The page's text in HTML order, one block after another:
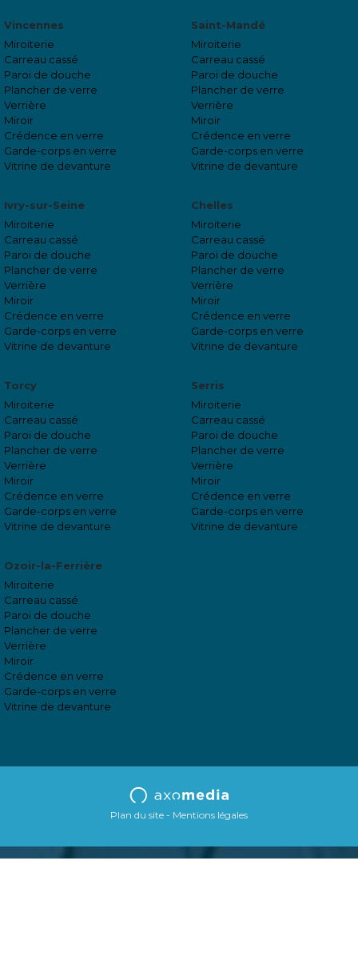
Vincennes
Miroiterie
Carreau cassé
Paroi de douche
Plancher de verre
Verrière
Miroir
Crédence en verre
Garde-corps en verre
Vitrine de devanture
Saint-Mandé
Miroiterie
Carreau cassé
Paroi de douche
Plancher de verre
Verrière
Miroir
Crédence en verre
Garde-corps en verre
Vitrine de devanture
Ivry-sur-Seine
Miroiterie
Carreau cassé
Paroi de douche
Plancher de verre
Verrière
Miroir
Crédence en verre
Garde-corps en verre
Vitrine de devanture
Chelles
Miroiterie
Carreau cassé
Paroi de douche
Plancher de verre
Verrière
Miroir
Crédence en verre
Garde-corps en verre
Vitrine de devanture
Torcy
Miroiterie
Carreau cassé
Paroi de douche
Plancher de verre
Verrière
Miroir
Crédence en verre
Garde-corps en verre
Vitrine de devanture
Serris
Miroiterie
Carreau cassé
Paroi de douche
Plancher de verre
Verrière
Miroir
Crédence en verre
Garde-corps en verre
Vitrine de devanture
Ozoir-la-Ferrière
Miroiterie
Carreau cassé
Paroi de douche
Plancher de verre
Verrière
Miroir
Crédence en verre
Garde-corps en verre
Vitrine de devanture
Plan du site Mentions légales